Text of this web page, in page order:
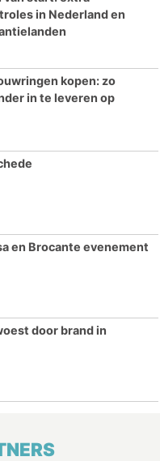
in Nederland en
kopen: zo
in te leveren op
en Brocante evenement
door brand in